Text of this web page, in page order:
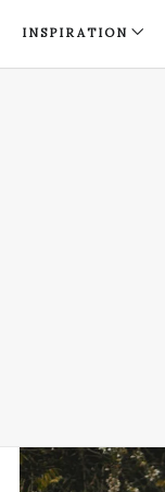
INSPIRATION